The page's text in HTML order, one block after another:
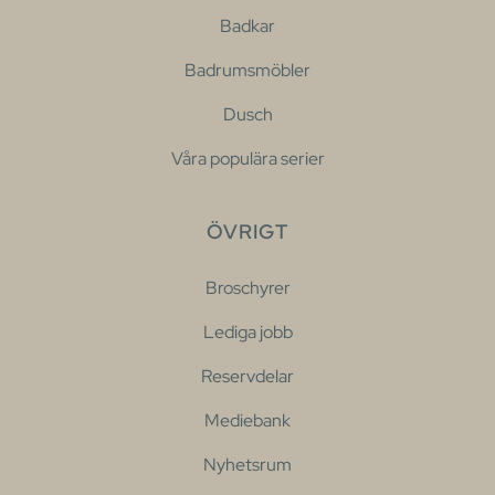
Badkar
Badrumsmöbler
Dusch
Våra populära serier
ÖVRIGT
Broschyrer
Lediga jobb
Reservdelar
Mediebank
Nyhetsrum